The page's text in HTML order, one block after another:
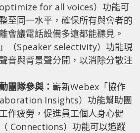
for all voices）功能可
至同一水平，確保所有與會者的
會議電話設備多遠都能聽見。
」（Speaker selectivity）功能現
音與背景聲分開，以消除分散注
團隊參與： 嶄新Webex「協作
Insights）功能幫助團
作疲勞，促進員工個人身心健
Connections）功能可以追蹤